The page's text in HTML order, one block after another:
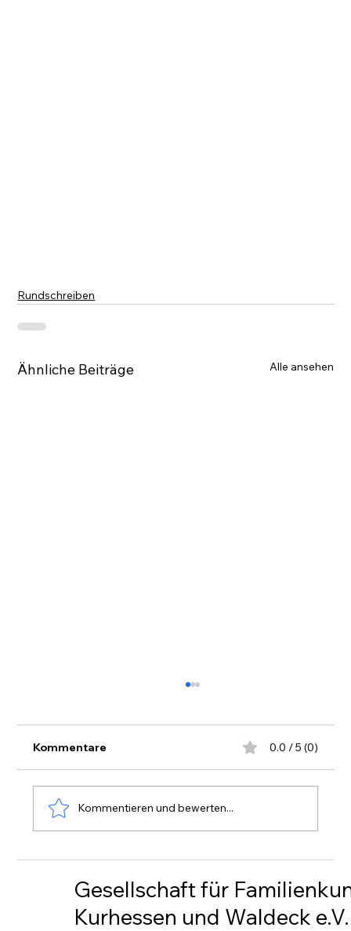
Rundschreiben
Ähnliche Beiträge Alle ansehen
Rundschreiben 229
Kommentare 0.0 / 5 (0)
Kommentieren und bewerten...
Gesellschaft für
Kurhessen und Waldeck e.V.